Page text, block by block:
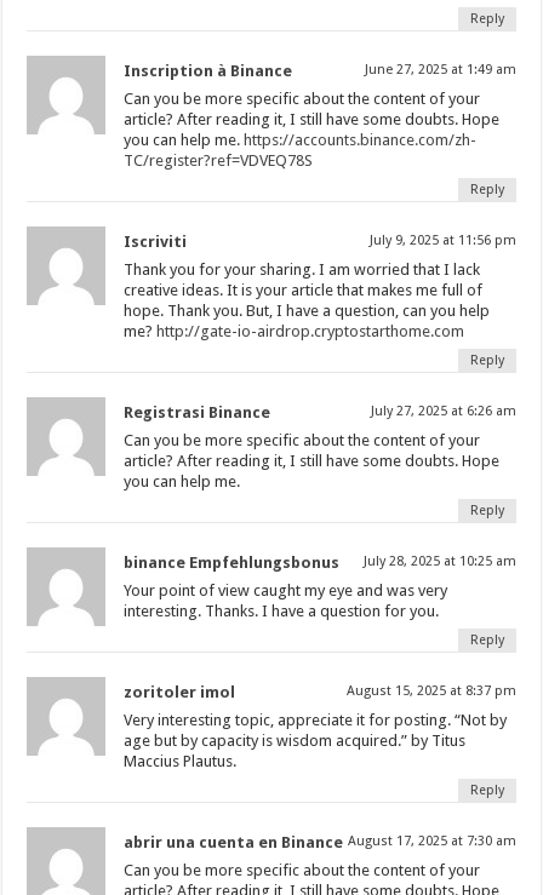
Reply
Inscription à Binance June 27, 2025 at 1:49 am
Can you be more specific about the content of your
article? After reading it, I still have some doubts. Hope
you can help me. https://accounts.binance.com/zh-
TC/register?ref=VDVEQ78S
Reply
Iscriviti July 9, 2025 at 11:56 pm
Thank you for your sharing. I am worried that I lack
creative ideas. It is your article that makes me full of
hope. Thank you. But, I have a question, can you help
me? http://gate-io-airdrop.cryptostarthome.com
Reply
Registrasi Binance July 27, 2025 at 6:26 am
Can you be more specific about the content of your
article? After reading it, I still have some doubts. Hope
you can help me.
Reply
binance Empfehlungsbonus July 28, 2025 at 10:25 am
Your point of view caught my eye and was very
interesting. Thanks. I have a question for you.
Reply
zoritoler imol August 15, 2025 at 8:37 pm
Very interesting topic, appreciate it for posting. “Not by
age but by capacity is wisdom acquired.” by Titus
Maccius Plautus.
Reply
abrir una cuenta en Binance August 17, 2025 at 7:30 am
Can you be more specific about the content of your
article? After reading it, I still have some doubts. Hope